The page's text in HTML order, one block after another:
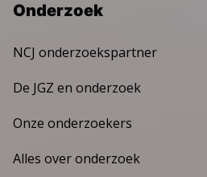
Onderzoek
NCJ onderzoekspartner
De JGZ en onderzoek
Onze onderzoekers
Alles over onderzoek